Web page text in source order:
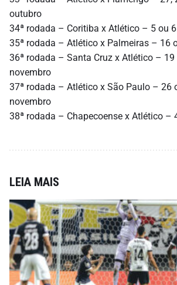
outubro
34ª rodada – Coritiba x Atlético – 5 ou
35ª rodada – Atlético x Palmeiras – 16
36ª rodada – Santa Cruz x Atlético – 19
novembro
37ª rodada – Atlético x São Paulo – 26
novembro
38ª rodada – Chapecoense x Atlético –
LEIA MAIS